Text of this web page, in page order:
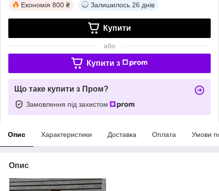
Економія 800 ₴ Залишилось 26 днів
Купити
або
Купити з
Що таке купити з Пром?
Замовлення під захистом
Опис Характеристики Доставка Оплата Умови
Опис